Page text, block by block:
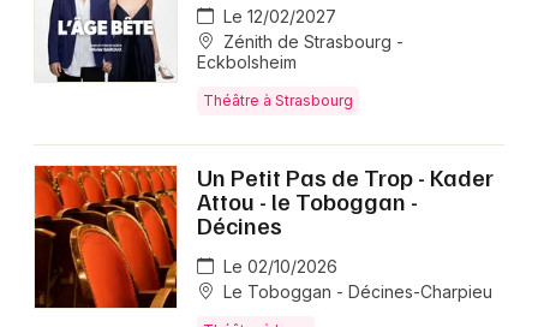
Le 12/02/2027
Zénith de Strasbourg -
Eckbolsheim
Théâtre à Strasbourg
Un Petit Pas de Trop - Kader
Attou - le Toboggan -
Décines
Le 02/10/2026
Le Toboggan - Décines-Charpieu